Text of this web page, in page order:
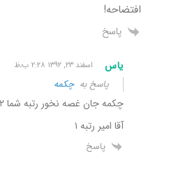
افتضاحه!
پاسخ
یاس اسفند ۲۳, ۱۳۹۲ ۲:۲۸ ب٫ظ
پاسخ بهچکمه
چکمه جان غصه نخور رتبه شما ۲ میشود
آقا امیر رتبه ۱
پاسخ